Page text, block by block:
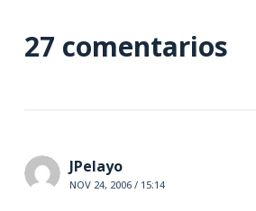
27 comentarios
JPelayo
NOV 24, 2006 / 15:14